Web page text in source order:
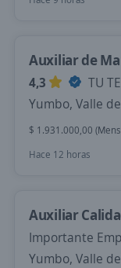
Auxiliar de
4,3
TU
Yumbo, Valle
$ 1.931.000,00
Hace 12 horas
Auxiliar
Importante
Yumbo, Valle